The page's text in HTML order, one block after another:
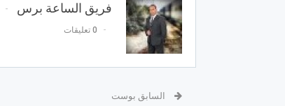
فريق الساعة برس
0 تعليقات
السابق بوست